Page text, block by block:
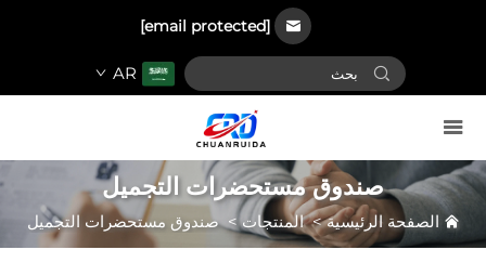
[email protected]
AR
صندوق مستحضرات التجميل
الصفحة الرئيسية>المنتجات>صندوق مستحضرات التجميل